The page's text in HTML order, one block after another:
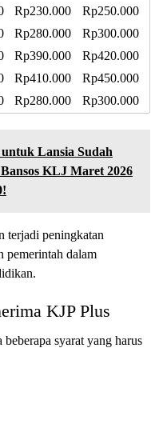
Rp230.000
Rp250.000
Rp280.000
Rp300.000
Rp390.000
Rp420.000
Rp410.000
Rp450.000
Rp280.000 Rp300.000
Lansia Sudah
KLJ Maret 2026
terjadi peningkatan
pemerintah dalam
KJP Plus
syarat yang harus